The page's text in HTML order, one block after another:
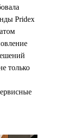
Pridex
только